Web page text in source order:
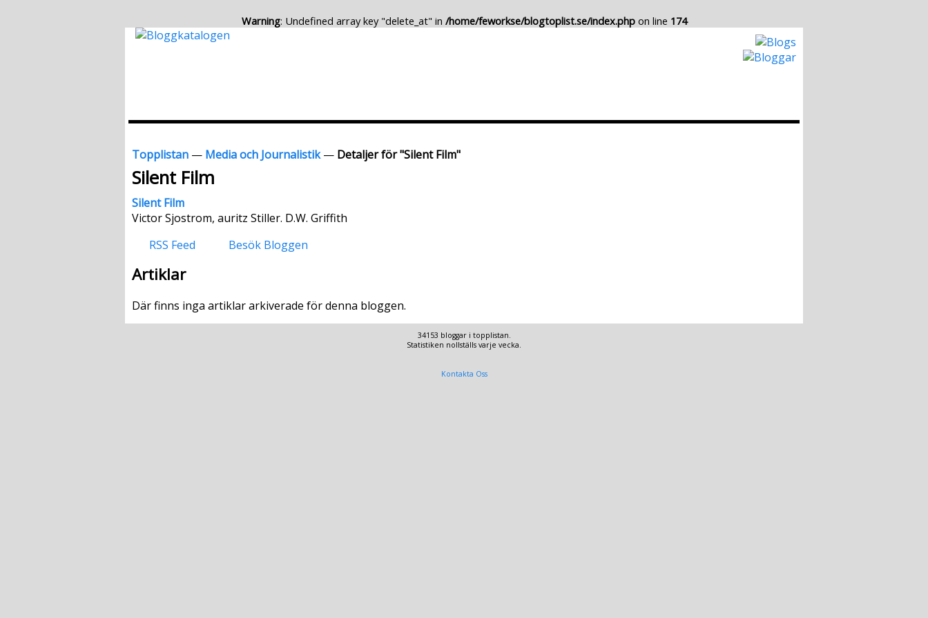
Warning: Undefined array key "delete_at" in /home/feworkse/blogtoplist.se/index.phpon line 174
Topplistan — Media och Journalistik— Detaljer för "Silent Film"
Silent Film
Silent Film
Victor Sjostrom, auritz Stiller. D.W. Griffith
RSS Feed
Besök Bloggen
Artiklar
Där finns inga artiklar arkiverade för denna bloggen.
34153 bloggar i topplistan.
Statistiken nollställs varje vecka.
Kontakta Oss